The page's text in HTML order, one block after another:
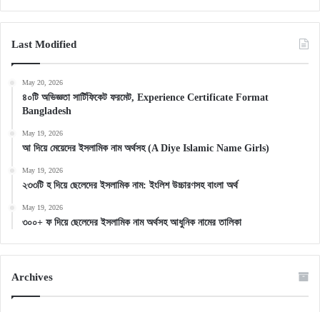
Last Modified
May 20, 2026
৪০টি অভিজ্ঞতা সার্টিফিকেট ফরমেট, Experience Certificate Format
Bangladesh
May 19, 2026
আ দিয়ে মেয়েদের ইসলামিক নাম অর্থসহ (A Diye Islamic Name Girls)
May 19, 2026
২৩৩টি হ দিয়ে ছেলেদের ইসলামিক নাম: ইংলিশ উচ্চারণসহ বাংলা অর্থ
May 19, 2026
৩০০+ ফ দিয়ে ছেলেদের ইসলামিক নাম অর্থসহ আধুনিক নামের তালিকা
Archives